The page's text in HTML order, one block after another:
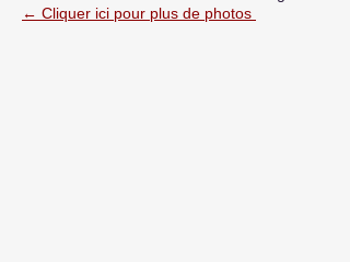
← Cliquer ici pour plus de photos